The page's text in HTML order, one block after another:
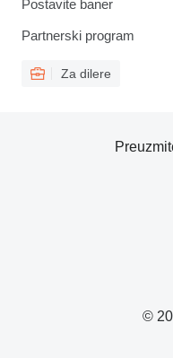
Postavite baner
Partnerski program
Za dilere
©